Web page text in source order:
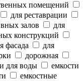
помещений
для реставрации
залов
для
конструкций
фасада
для
дорожная
для воды
емкости
емкостные